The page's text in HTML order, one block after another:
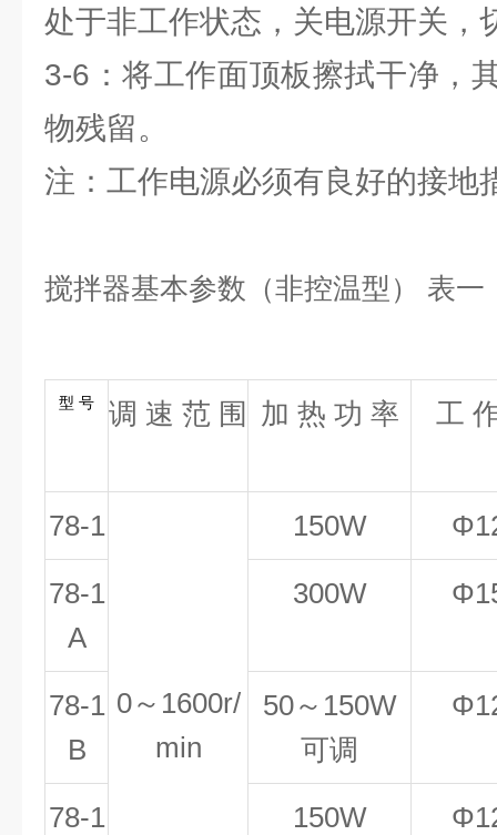
处于非工作状态，关电源开关，
3-6：将工作面顶板擦拭干净，
物残留。
注：工作电源必须有良好的接地
搅拌器基本参数（非控温型） 表一
型 号 调 速 范 围 加 热 功 率 工
78-1
0～1600r/
min
150W
78-1
A
300W
78-1
B
50～150W
可调
78-1
150W